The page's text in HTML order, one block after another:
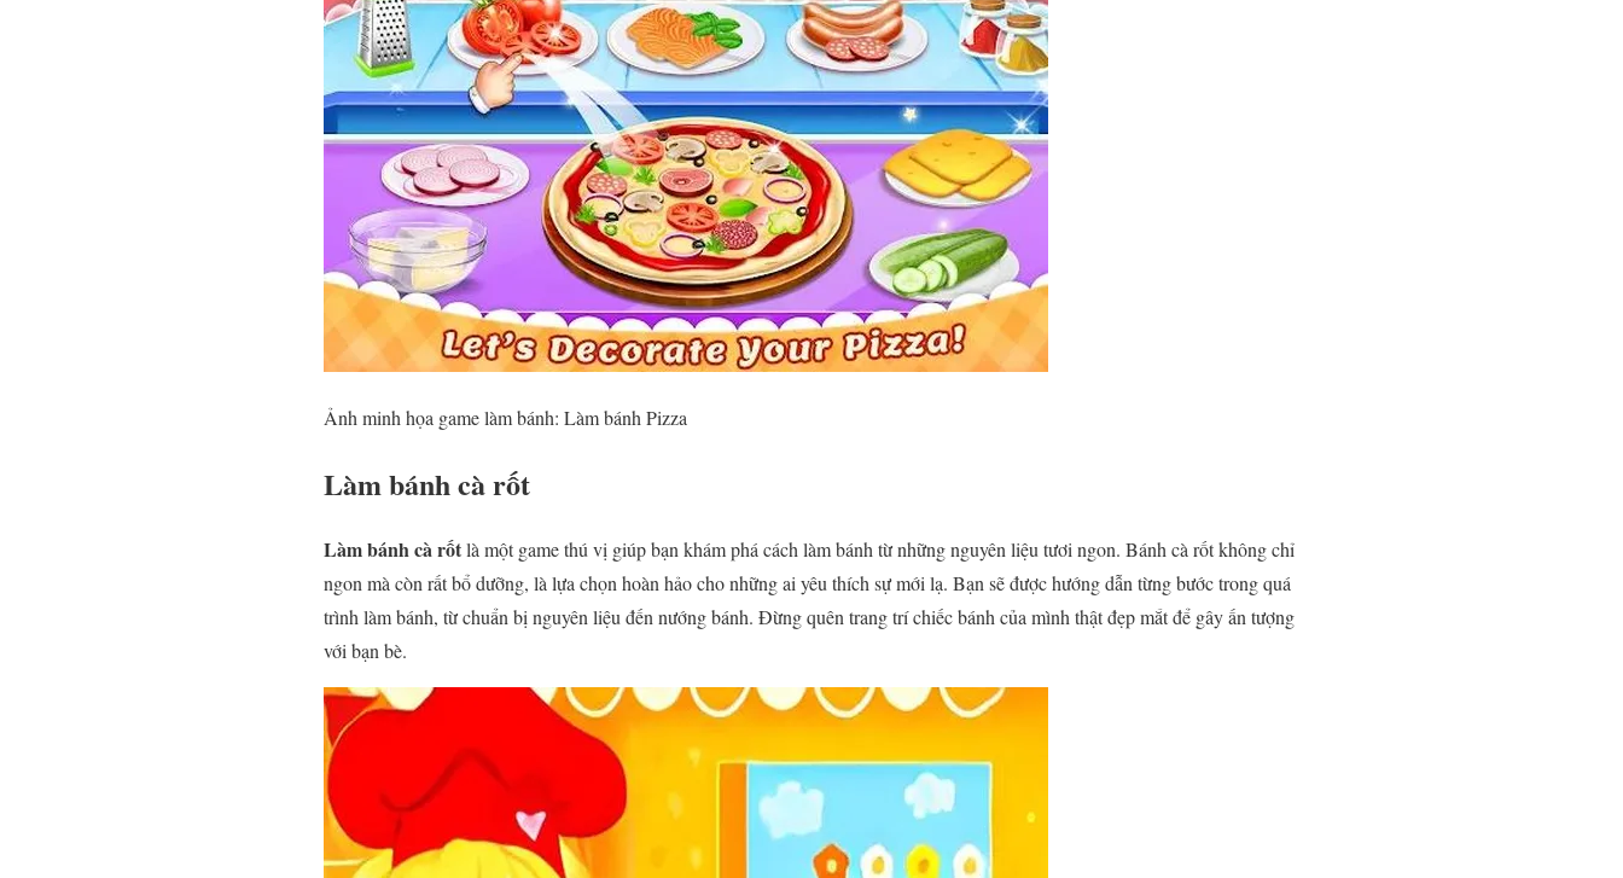
Ảnh minh họa game làm bánh: Làm bánh Pizza
Làm bánh cà rốt
Làm bánh cà rốtlà một game thú vị giúp bạn khám phá cách làm bánh từ những nguyên liệu tươi ngon. Bánh cà rốt không chỉ
ngon mà còn rất bổ dưỡng, là lựa chọn hoàn hảo cho những ai yêu thích sự mới lạ. Bạn sẽ được hướng dẫn từng bước trong quá
trình làm bánh, từ chuẩn bị nguyên liệu đến nướng bánh. Đừng quên trang trí chiếc bánh của mình thật đẹp mắt để gây ấn tượng
với bạn bè.